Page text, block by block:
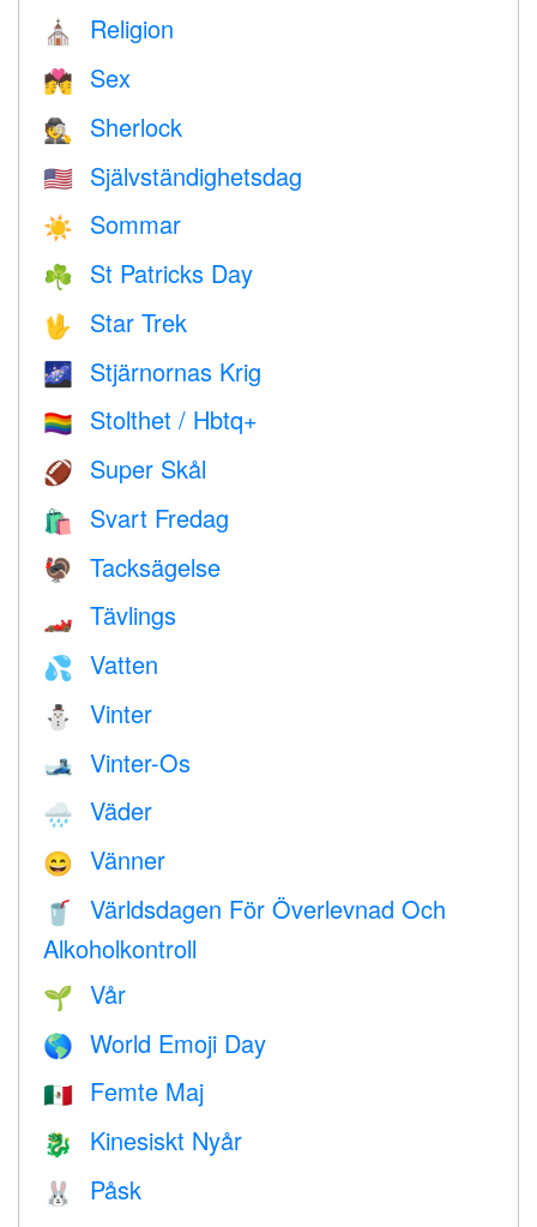
⛪️ Religion
💏 Sex
🕵️ Sherlock
🇺🇸 Självständighetsdag
☀️ Sommar
☘️ St Patricks Day
🖖 Star Trek
🌌 Stjärnornas Krig
🏳️‍🌈 Stolthet / Hbtq+
🏈 Super Skål
🛍 Svart Fredag
🦃 Tacksägelse
🏎 Tävlings
💦 Vatten
⛄ Vinter
🎿 Vinter-Os
🌧 Väder
😄 Vänner
🥤
Världsdagen För Överlevnad Och
Alkoholkontroll
🌱 Vår
🌎 World Emoji Day
🇲🇽 Femte Maj
🐉 Kinesiskt Nyår
🐰 Påsk